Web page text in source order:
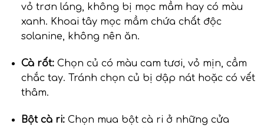
vỏ trơn láng, không bị mọc mầm hay có màu
xanh. Khoai tây mọc mầm chứa chất độc
solanine, không nên ăn.
Cà rốt:Chọn củ có màu cam tươi, vỏ mịn, cầm
chắc tay. Tránh chọn củ bị dập nát hoặc có vết
thâm.
Bột cà ri:Chọn mua bột cà ri ở những cửa